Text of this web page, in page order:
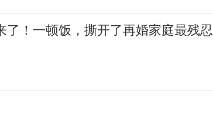
了！一顿饭，撕开了再婚家庭最残忍